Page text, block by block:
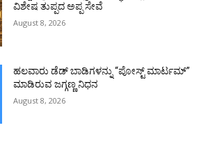
ವಿಶೇಷ ತುಪ್ಪದ ಅಪ್ಪ ಸೇವೆ
August 8, 2026
ಹಲವಾರು ಡೆಡ್ ಬಾಡಿಗಳನ್ನು “ಪೋಸ್ಟ್ ಮಾರ್ಟಮ್”
ಮಾಡಿರುವ ಜಗ್ಗಣ್ಣ ನಿಧನ
August 8, 2026